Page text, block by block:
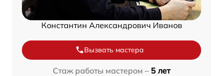
Константин Александрович Иванов
Вызвать мастера
Стаж работы мастером – 5 лет